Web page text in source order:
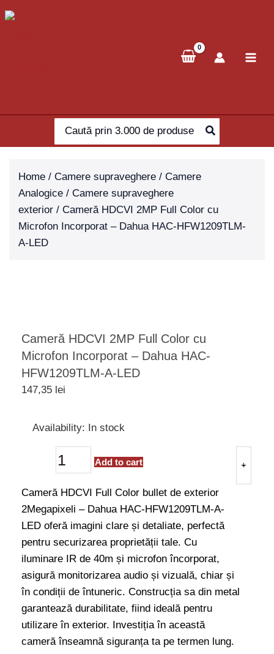
Skip
to
for:
Home / Camere supraveghere / Camere
Analogice / Camere supraveghere
exterior / Cameră HDCVI 2MP Full Color cu
Microfon Incorporat – Dahua HAC-HFW1209TLM-
A-LED
Cameră HDCVI 2MP Full Color cu
Microfon Incorporat – Dahua HAC-
HFW1209TLM-A-LED
147,35 lei
Availability: In stock
-
HDCVI
cu
Microfon
Incorporat
-
Dahua
HAC-
HFW1209TLM-
A-
LED
quantity
+
Add to cart
Cameră HDCVI Full Color bullet de exterior
2Megapixeli – Dahua HAC-HFW1209TLM-A-
LED oferă imagini clare și detaliate, perfectă
pentru securizarea proprietății tale. Cu
iluminare IR de 40m și microfon încorporat,
asigură monitorizarea audio și vizuală, chiar și
în condiții de întuneric. Construcția sa din metal
garantează durabilitate, fiind ideală pentru
utilizare în exterior. Investiția în această
cameră înseamnă siguranța ta pe termen lung.